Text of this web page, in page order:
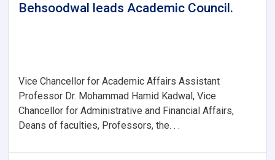
Behsoodwal leads Academic Council.
Vice Chancellor for Academic Affairs Assistant
Professor Dr. Mohammad Hamid Kadwal, Vice
Chancellor for Administrative and Financial Affairs,
Deans of faculties, Professors, the. . .